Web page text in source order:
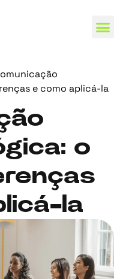
e como aplicá-la
o
la